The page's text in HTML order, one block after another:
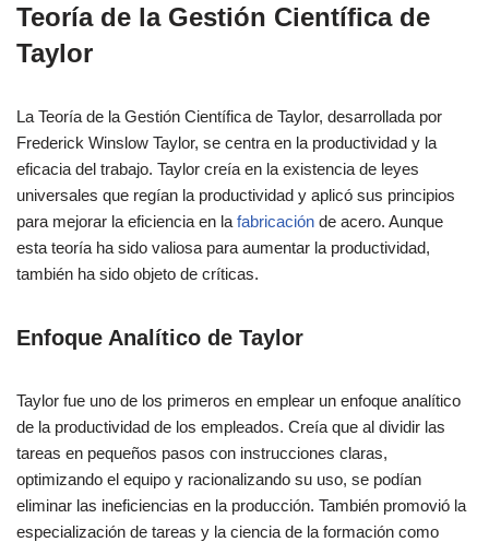
Teoría de la Gestión Científica de
Taylor
La Teoría de la Gestión Científica de Taylor, desarrollada por
Frederick Winslow Taylor, se centra en la productividad y la
eficacia del trabajo. Taylor creía en la existencia de leyes
universales que regían la productividad y aplicó sus principios
para mejorar la eficiencia en la fabricación de acero. Aunque
esta teoría ha sido valiosa para aumentar la productividad,
también ha sido objeto de críticas.
Enfoque Analítico de Taylor
Taylor fue uno de los primeros en emplear un enfoque analítico
de la productividad de los empleados. Creía que al dividir las
tareas en pequeños pasos con instrucciones claras,
optimizando el equipo y racionalizando su uso, se podían
eliminar las ineficiencias en la producción. También promovió la
especialización de tareas y la ciencia de la formación como